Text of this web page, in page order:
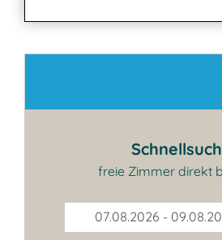
freie Zimmer direkt
07.08.2026 -